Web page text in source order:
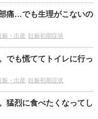
痛…でも生理がこないの
娠・出産 妊娠初期症状
でも慌ててトイレに行っ
娠・出産 妊娠初期症状
猛烈に食べたくなってし